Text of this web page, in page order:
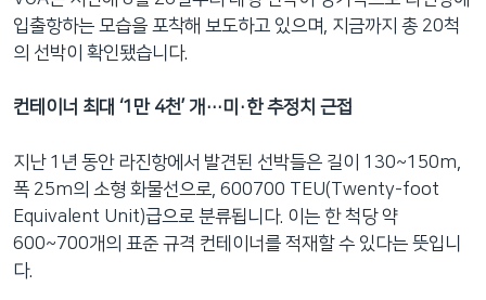
입출항하는 모습을 포착해 보도하고 있으며, 지금까지 총 20척
의 선박이 확인됐습니다.
컨테이너 최대 ‘1만 4천’ 개…미·한 추정치 근접
지난 1년 동안 라진항에서 발견된 선박들은 길이 130~150m,
폭 25m의 소형 화물선으로, 600700 TEU(Twenty-foot
Equivalent Unit)급으로 분류됩니다. 이는 한 척당 약
600~700개의 표준 규격 컨테이너를 적재할 수 있다는 뜻입니
다.